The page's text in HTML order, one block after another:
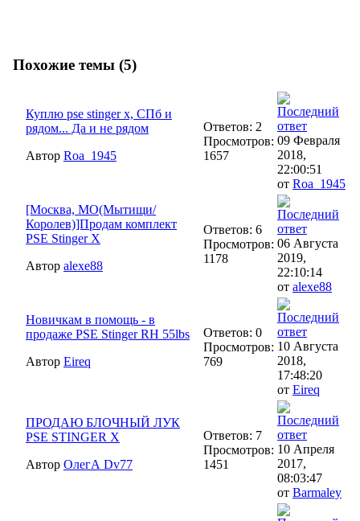
Похожие темы (5)
Куплю pse stinger x, СПб и
рядом... Да и не рядом
Автор Roa_1945
Ответов: 2
Просмотров:
1657
09 Февраля
2018,
22:00:51
от Roa_1945
[Москва, МО(Мытищи/
Королев)]Продам комплект
PSE Stinger X
Автор alexe88
Ответов: 6
Просмотров:
1178
06 Августа
2019,
22:10:14
от alexe88
Новичкам в помощь - в
продаже PSE Stinger RH 55lbs
Автор Eireq
Ответов: 0
Просмотров:
769
10 Августа
2018,
17:48:20
от Eireq
ПРОДАЮ БЛОЧНЫЙ ЛУК
PSE STINGER X
Автор ОлегА Dv77
Ответов: 7
Просмотров:
1451
10 Апреля
2017,
08:03:47
от Barmaley